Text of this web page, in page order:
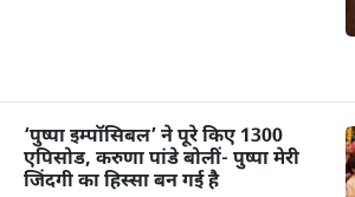
‘पुष्पा इम्पॉसिबल’ ने पूरे किए 1300
एपिसोड, करुणा पांडे बोलीं- पुष्पा मेरी
जिंदगी का हिस्सा बन गई है